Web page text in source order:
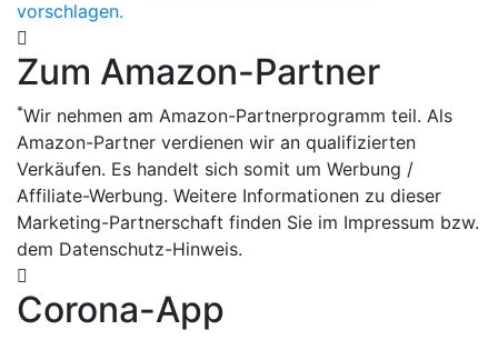
vorschlagen.
Zum Amazon-Partner
*Wir nehmen am Amazon-Partnerprogramm teil. Als
Amazon-Partner verdienen wir an qualifizierten
Verkäufen. Es handelt sich somit um Werbung /
Affiliate-Werbung. Weitere Informationen zu dieser
Marketing-Partnerschaft finden Sie im Impressum bzw.
dem Datenschutz-Hinweis.
Corona-App